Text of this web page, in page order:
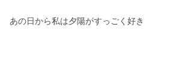
あの日から私は夕陽がすっごく好き